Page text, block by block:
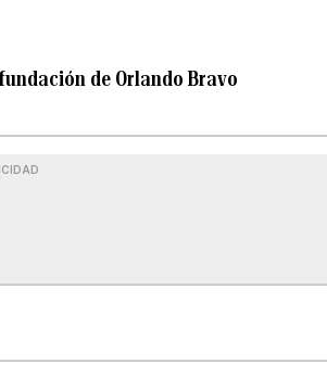
de Orlando Bravo